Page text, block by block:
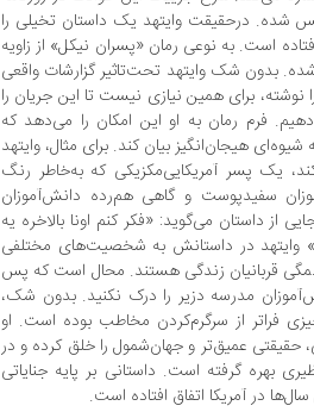
شده. درحقیقت وایتهد یک داستان تخیلی را
است. به نوعی رمان «پسران نیکل» از زاویه‌
بدون شک وایتهد تحت‌تاثیر گزارشات واقعی
نوشته، برای همین نیازی نیست تا این جریان را
فرم رمان به او این امکان را می‌دهد که
هیجان‌انگیز بیان کند. برای مثال، وایتهد
یک پسر آمریکایی‌مکزیکی که به‌خاطر رنگ
سفیدپوست و گاهی هم‌رده‌ دانش‌آموزان
از داستان می‌گوید: «فکر کنم اونا بالاخره یه
وایتهد در داستانش به شخصیت‌های مختلفی
همگی قربانیان زندگی هستند. محال است که پس
مدرسه‌ دزیر را درک نکنید. بدون شک،
فراتر از سرگرم‌کردن مخاطب بوده است. او
حقیقتی عمیق‌تر و جهان‌شمول را خلق کرده و در
بهره گرفته است. داستانی بر پایه‌ جنایاتی
در آمریکا اتفاق افتاده است.